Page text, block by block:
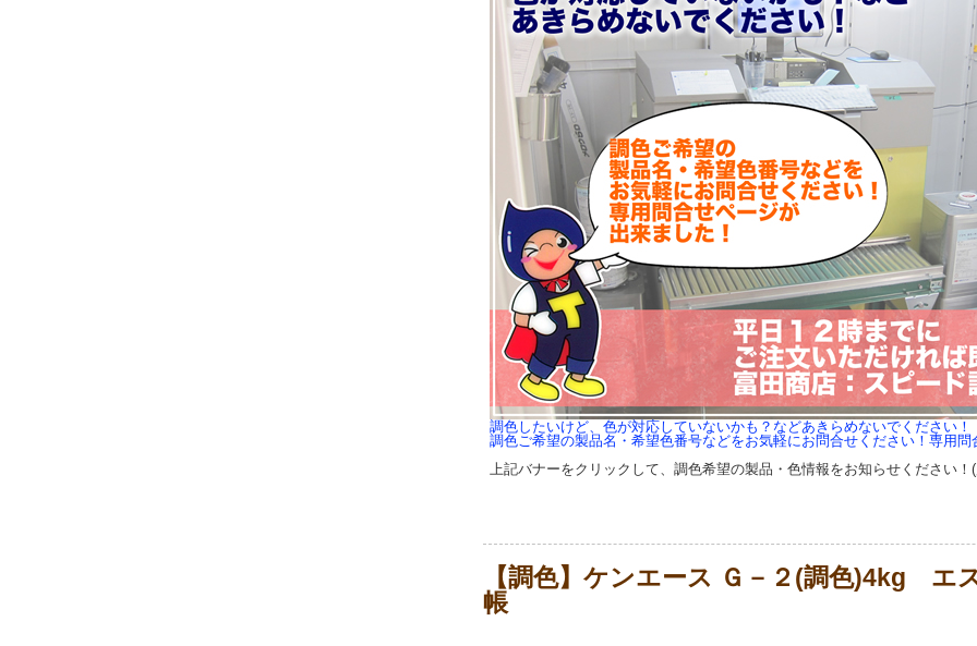
調色したいけど、色が対応していないかも？などあきらめないでください！
調色ご希望の製品名・希望色番号などをお気軽にお問合せください！専用
上記バナーをクリックして、調色希望の製品・色情報をお知らせください
【調色】ケンエース Ｇ－２(調色)4kg エ
帳